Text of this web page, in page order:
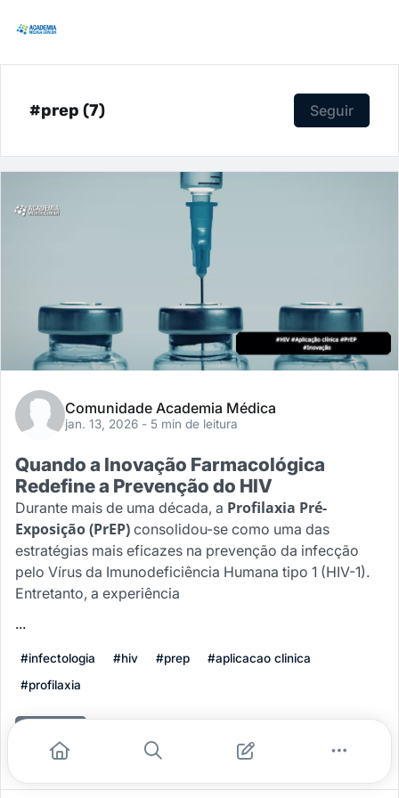
#prep (7) Seguir
Comunidade Academia Médica
jan. 13, 2026 - 5 min de leitura
Quando a Inovação Farmacológica
Redefine a Prevenção do HIV
Durante mais de uma década, a Profilaxia Pré-
Exposição (PrEP) consolidou-se como uma das
estratégias mais eficazes na prevenção da infecção
pelo Vírus da Imunodeficiência Humana tipo 1 (HIV-1).
Entretanto, a experiência
...
#infectologia #hiv #prep
#aplicacao clinica
#profilaxia
Leia mais